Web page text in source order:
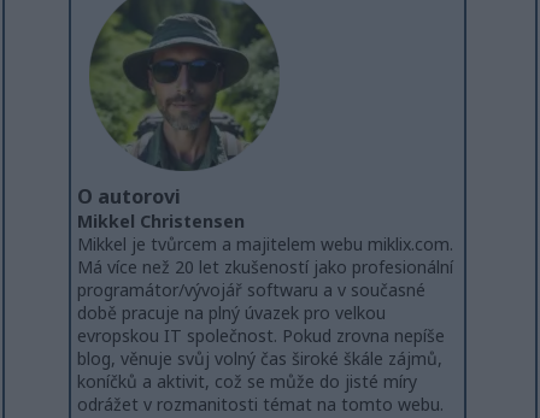
O autorovi
Mikkel Christensen
Mikkel je tvůrcem a majitelem webu miklix.com.
Má více než 20 let zkušeností jako profesionální
programátor/vývojář softwaru a v současné
době pracuje na plný úvazek pro velkou
evropskou IT společnost. Pokud zrovna nepíše
blog, věnuje svůj volný čas široké škále zájmů,
koníčků a aktivit, což se může do jisté míry
odrážet v rozmanitosti témat na tomto webu.